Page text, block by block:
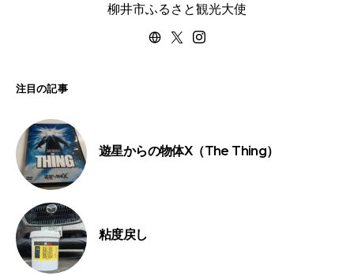
柳井市ふるさと観光大使
注目の記事
遊星からの物体X（The Thing）
粘度戻し